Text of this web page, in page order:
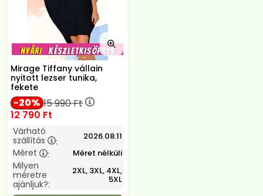
Mirage Tiffany vállain
nyitott lezser tunika,
fekete
20 15 990Ft
12 790 Ft
Várható
szállítás
: 2026.08.11
Méret : Méret nélküli
Milyen
méretre
ajánljuk?:
2XL, 3XL, 4XL,
5XL